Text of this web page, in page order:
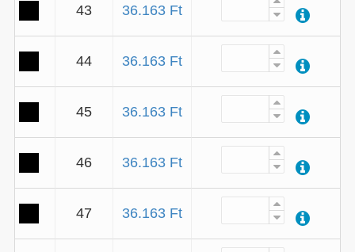
43 36.163 Ft
44 36.163 Ft
45 36.163 Ft
46 36.163 Ft
47 36.163 Ft